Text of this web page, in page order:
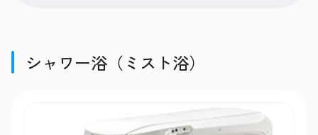
シャワー浴（ミスト浴）